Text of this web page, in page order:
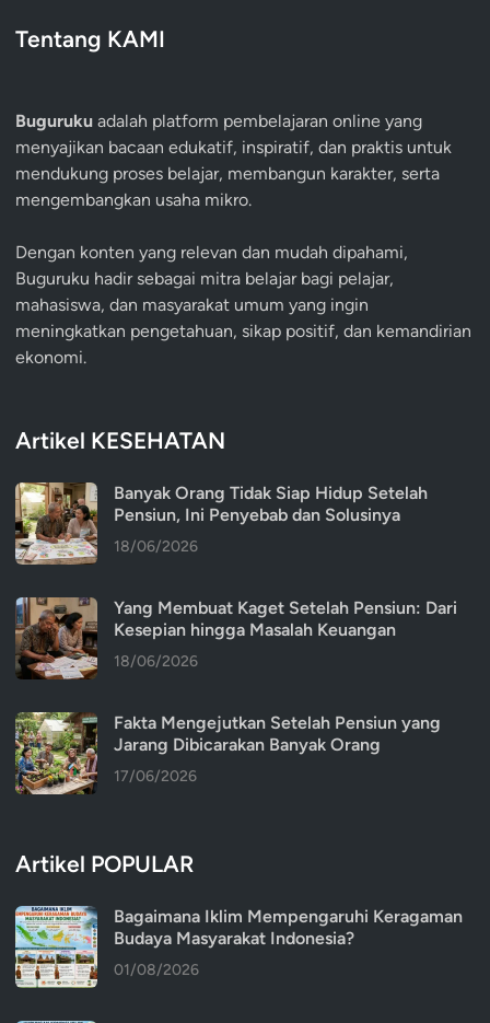
Tentang KAMI
Buguruku adalah platform pembelajaran online yang
menyajikan bacaan edukatif, inspiratif, dan praktis untuk
mendukung proses belajar, membangun karakter, serta
mengembangkan usaha mikro.
Dengan konten yang relevan dan mudah dipahami,
Buguruku hadir sebagai mitra belajar bagi pelajar,
mahasiswa, dan masyarakat umum yang ingin
meningkatkan pengetahuan, sikap positif, dan kemandirian
ekonomi.
Artikel KESEHATAN
Banyak Orang Tidak Siap Hidup Setelah
Pensiun, Ini Penyebab dan Solusinya
18/06/2026
Yang Membuat Kaget Setelah Pensiun: Dari
Kesepian hingga Masalah Keuangan
18/06/2026
Fakta Mengejutkan Setelah Pensiun yang
Jarang Dibicarakan Banyak Orang
17/06/2026
Artikel POPULAR
Bagaimana Iklim Mempengaruhi Keragaman
Budaya Masyarakat Indonesia?
01/08/2026